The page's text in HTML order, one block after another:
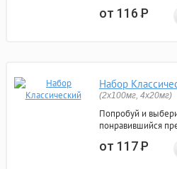
от 116Р
Набор
(2x100мг, 4x20мг)
Попробуй и
понравившийся
от 117Р